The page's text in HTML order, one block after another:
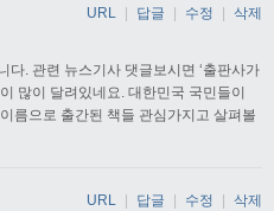
다. 관련 뉴스기사 댓글보시면 ‘출판사가
많이 달려있네요. 대한민국 국민들이
름으로 출간된 책들 관심가지고 살펴볼
URL 답글 수정 삭제
URL 답글 수정 삭제